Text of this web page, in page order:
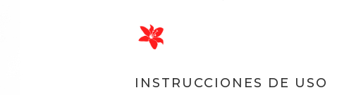
INSTRUCCIONES DE USO